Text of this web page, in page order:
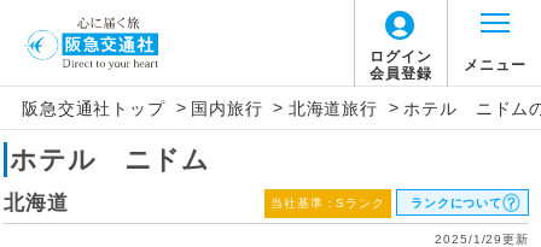
ログイン
会員登録
メニュー
阪急交通社トップ > 国内旅行 > 北海道旅行 > ホテル ニドム
ホテル ニドム
北海道 当社基準：Sランク ランクについて
2025/1/29更新